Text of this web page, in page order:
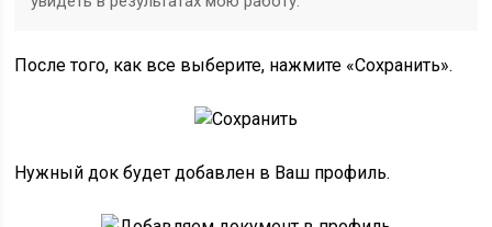
После того, как все выберите, нажмите «Сохранить».
Нужный док будет добавлен в Ваш профиль.